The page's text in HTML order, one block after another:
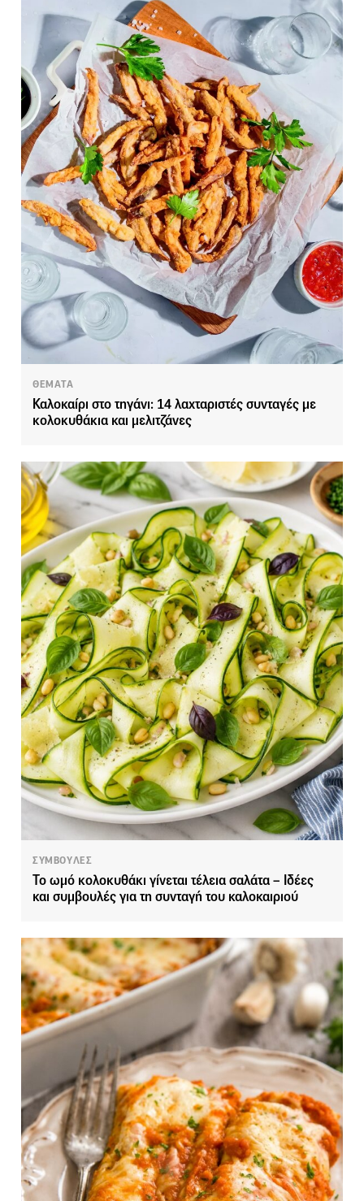
ΘΕΜΑΤΑ
Καλοκαίρι στο τηγάνι: 14 λαχταριστές συνταγές με
κολοκυθάκια και μελιτζάνες
ΣΥΜΒΟΥΛΕΣ
Το ωμό κολοκυθάκι γίνεται τέλεια σαλάτα – Ιδέες
και συμβουλές για τη συνταγή του καλοκαιριού